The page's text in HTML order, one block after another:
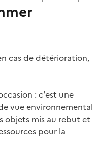
cas de détérioration,
: c'est une
vue environnemental
objets mis au rebut et
pour la